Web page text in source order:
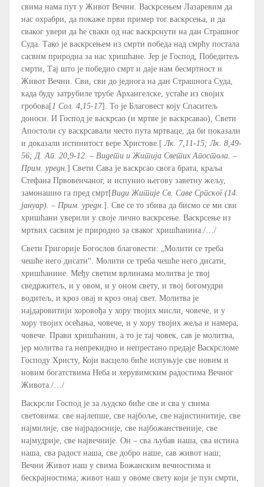
свима нама пут у Живот Вечни. Васкрсењем Лазаревим да
нас охрабри, да покаже први пример тог васкрсења, и да
сваког увери да ће сваки од нас васкрснути на дан Страшног
Суда. Тако је васкрсењем из смрти победа над смрћу постала
сасвим природна за нас хришћане. Јер је Господ, Победитељ
смрти, Тај што је победио смрт и даје нам бесмртност и
Живот Вечни. Сви, сви до једнога на дан Страшнога Суда,
када буду затрубиле трубе Архангелске, устаће из својих
гробова[1 Сол. 4,15-17]. То је Благовест коју Спаситељ
доноси. И Господ је васкрсао (и мртве је васкрсавао), Свети
Апостоли су васкрсавали често пута мртваце, да би показали
и доказали истинитост вере Христове.[Лк. 7,11-15; Лк. 8,49-
56; Д. Ап. 20,9-12. – Видети и Житија Светих Апостола. –
Прим. уредн.] Свети Сава је васкрсао свога брата, краља
Стефана Првовенчаног, и испунио његову заветну жељу,
замонашио га пред смрт[Види Житије Св. Саве Српског (14.
јануар). – Прим. уредн.]. Све се то збива да бисмо се ми сви
хришћани уверили у своје лично васкрсење. Васкрсење из
мртвих сасвим је природно за сваког хришћанина./…/
Свети Григорије Богослов благовести: „Молити се треба
чешће него дисати“. Молити се треба чешће него дисати,
хришћанине. Међу светим врлинама молитва је твој
сведржитељ, и у овом, и у оном свету, и твој богомудри
водитељ, и кроз овај и кроз онај свет. Молитва је
најдаровитији хоровођа у хору твојих мисли, човече, и у
хору твојих осећања, човече, и у хору твојих жеља и намера,
човече. Прави хришћанин, а то је тај човек, сав је молитва,
јер молитва га непрекидно и непрестано предаје Васкрсломе
Господу Христу, Који васцело биће испуњује све новим и
новим богатствима Неба и херувимским радостима Вечног
Живота./…/
Васкрсли Господ је за људско биће све и сва у свима
световима: све најлепше, све најбоље, све најистинитије, све
најмилије, све најрадосније, све најбожанственије, све
најмудрије, све највечније. Он – сва љубав наша, сва истина
наша, сва радост наша, све добро наше, сав живот наш;
Вечни Живот наш у свима Божанским вечностима и
бескрајностима; живот наш у овоме свету који је пун смрти,